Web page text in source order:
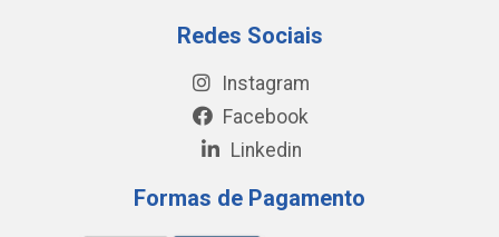
Redes Sociais
Instagram
Facebook
Linkedin
Formas de Pagamento